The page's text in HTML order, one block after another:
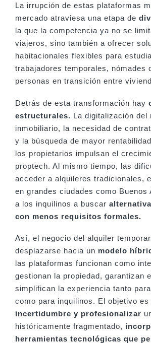
La irrupción de estas plataformas
mercado atraviesa una etapa de
la que la competencia ya no se
viajeros, sino también a ofrecer
habitacionales flexibles para
trabajadores temporales, nómades
personas en transición entre
Detrás de esta transformación hay
estructurales. La digitalización del
inmobiliario, la necesidad de
y la búsqueda de mayor
los propietarios impulsan el
proptech. Al mismo tiempo, las
acceder a alquileres tradicionales,
en grandes ciudades como Buenos
a los inquilinos a buscar
con menos requisitos formales.
Así, el negocio del alquiler
desplazarse hacia un modelo
las plataformas funcionan como
gestionan la propiedad, garantizan
simplifican la experiencia tanto
como para inquilinos. El objetivo es
incertidumbre y profesionalizar
históricamente fragmentado,
herramientas tecnológicas que